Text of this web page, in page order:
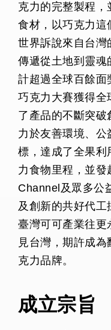
克力的完整製程
食材，以巧克力這
世界訴說來自台灣
傳遞從土地到靈
計超過全球百餘
巧克力大賽獲得全
了產品的不斷突
力於友善環境、公
標，達成了全果利
力食物里程，並發
Channel及眾多公
及創新的共好代
臺灣可可產業往更
見台灣，期許成
克力品牌。
成立宗旨